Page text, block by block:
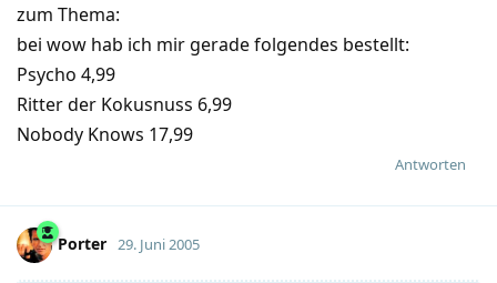
zum Thema:
bei wow hab ich mir gerade folgendes bestellt:
Psycho 4,99
Ritter der Kokusnuss 6,99
Nobody Knows 17,99
Antworten
Porter 29. Juni 2005